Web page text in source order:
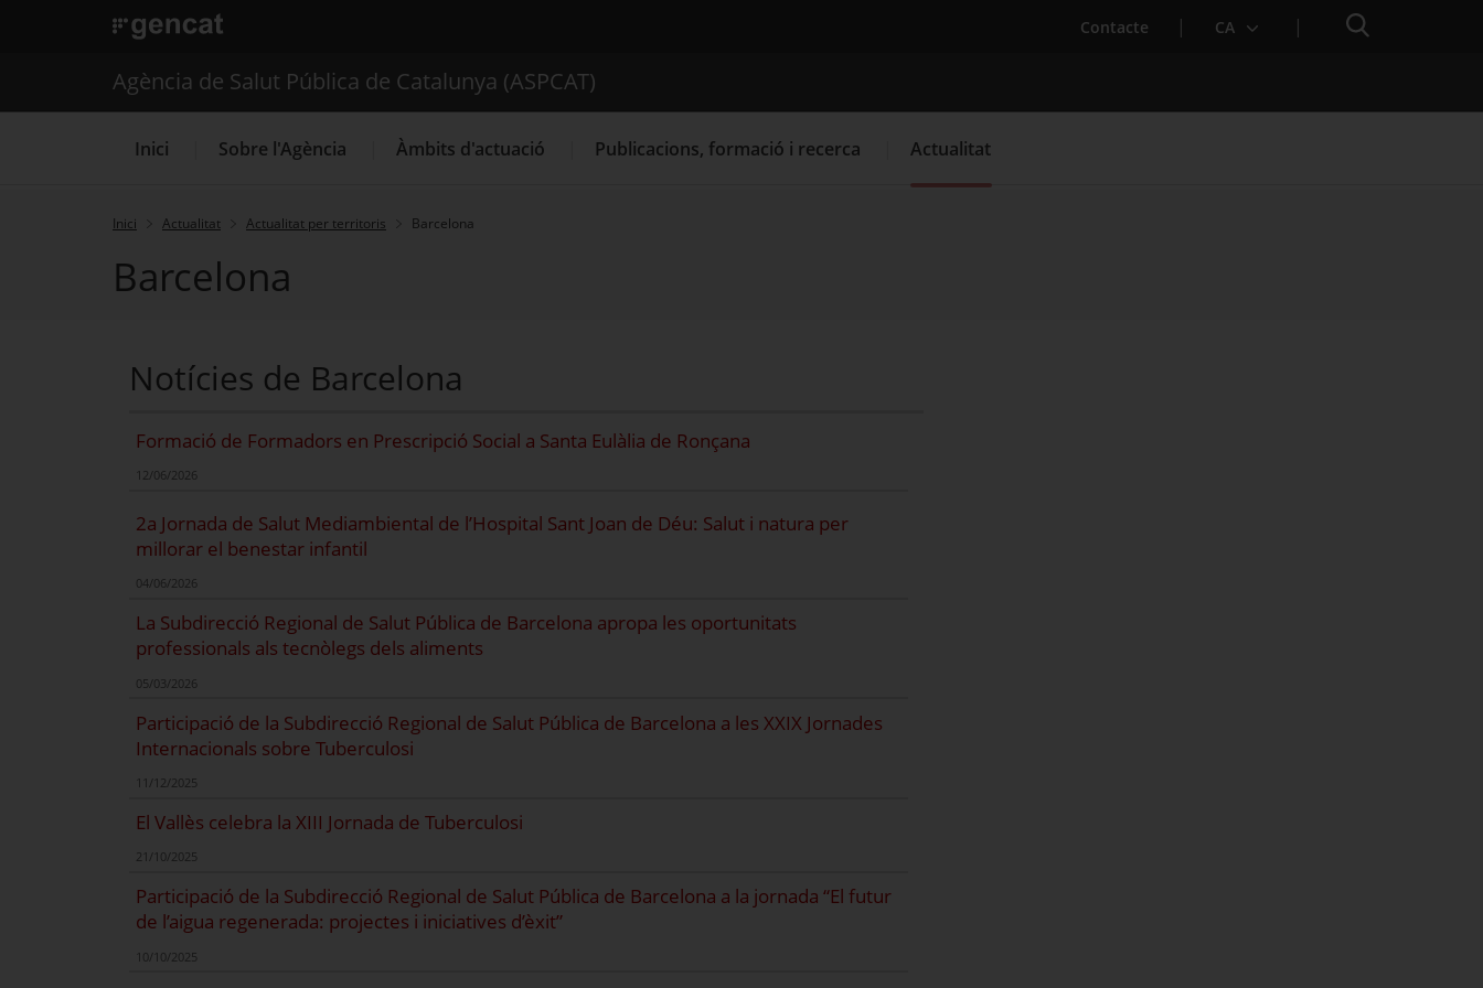
. Obre en una nova finestra. Contacte CA Cercador
Cercador
Agència de Salut Pública de Catalunya (ASPCAT)
Inici Sobre l'Agència Àmbits d'actuació Publicacions, formació i recerca Actualitat
. Obre en una nova finestra.
Inici Actualitat Actualitat per territoris Barcelona
Barcelona
Notícies de Barcelona
Formació de Formadors en Prescripció Social a Santa Eulàlia de Ronçana
12/06/2026
2a Jornada de Salut Mediambiental de l’Hospital Sant Joan de Déu: Salut i natura per
millorar el benestar infantil
04/06/2026
La Subdirecció Regional de Salut Pública de Barcelona apropa les oportunitats
professionals als tecnòlegs dels aliments
05/03/2026
Participació de la Subdirecció Regional de Salut Pública de Barcelona a les XXIX Jornades
Internacionals sobre Tuberculosi
11/12/2025
El Vallès celebra la XIII Jornada de Tuberculosi
21/10/2025
Participació de la Subdirecció Regional de Salut Pública de Barcelona a la jornada “El futur
de l’aigua regenerada: projectes i iniciatives d’èxit”
10/10/2025